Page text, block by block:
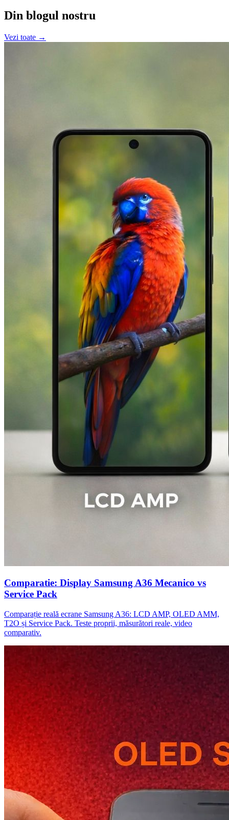
Din blogul nostru
Vezi toate →
Comparatie: Display Samsung A36 Mecanico vs
Service Pack
Comparație reală ecrane Samsung A36: LCD AMP, OLED AMM,
T2O și Service Pack. Teste proprii, măsurători reale, video
comparativ.